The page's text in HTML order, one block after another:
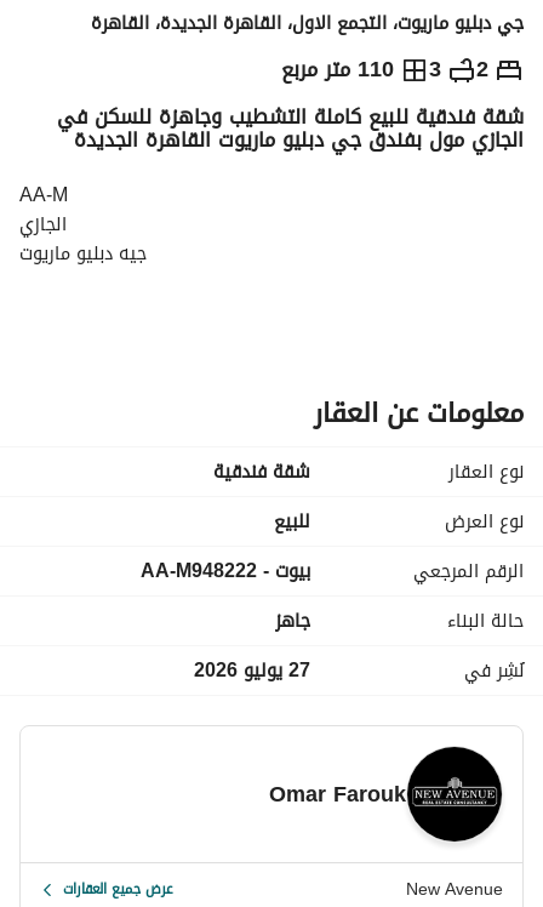
جي دبليو ماريوت، التجمع الاول، القاهرة الجديدة، القاهرة
2
3 110 متر مربع ج.م 15,000,000
التفاصيل الاتجاهات والمؤشرات رهن عقاري
شقة فندقية للبيع كاملة التشطيب وجاهزة للسكن في
الجازي مول بفندق جي دبليو ماريوت القاهرة الجديدة
AA-M
الجازي
جيه دبليو ماريوت
السعر الاجمالي : 15,000,000
-----------------------------------------------------------------------------------
---------------------------------------------------------------------------
معلومات عن العقار
نوع العقار
شقة فندقية
نوع العرض
للبيع
الرقم المرجعي
بيوت - AA-M948222
حالة البناء
جاهز
نُشِر في
27 يوليو 2026
Omar Farouk
New Avenue عرض جميع العقارات